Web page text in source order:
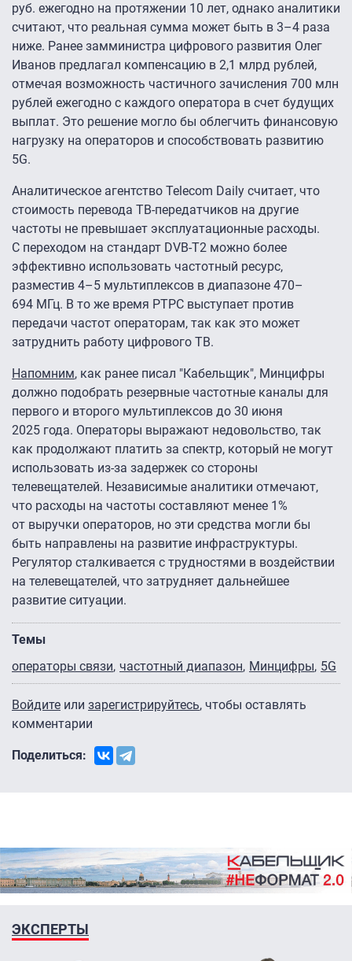
руб. ежегодно на протяжении 10 лет, однако аналитики
считают, что реальная сумма может быть в 3–4 раза
ниже. Ранее замминистра цифрового развития Олег
Иванов предлагал компенсацию в 2,1 млрд рублей,
отмечая возможность частичного зачисления 700 млн
рублей ежегодно с каждого оператора в счет будущих
выплат. Это решение могло бы облегчить финансовую
нагрузку на операторов и способствовать развитию
5G.
Аналитическое агентство Telecom Daily считает, что
стоимость перевода ТВ-передатчиков на другие
частоты не превышает эксплуатационные расходы.
С переходом на стандарт DVB-T2 можно более
эффективно использовать частотный ресурс,
разместив 4–5 мультиплексов в диапазоне 470–
694 МГц. В то же время РТРС выступает против
передачи частот операторам, так как это может
затруднить работу цифрового ТВ.
Напомним, как ранее писал "Кабельщик", Минцифры
должно подобрать резервные частотные каналы для
первого и второго мультиплексов до 30 июня
2025 года. Операторы выражают недовольство, так
как продолжают платить за спектр, который не могут
использовать из-за задержек со стороны
телевещателей. Независимые аналитики отмечают,
что расходы на частоты составляют менее 1%
от выручки операторов, но эти средства могли бы
быть направлены на развитие инфраструктуры.
Регулятор сталкивается с трудностями в воздействии
на телевещателей, что затрудняет дальнейшее
развитие ситуации.
Темы
операторы связи частотный диапазон Минцифры 5G
Войдите или зарегистрируйтесь, чтобы оставлять
комментарии
Поделиться:
ЭКСПЕРТЫ